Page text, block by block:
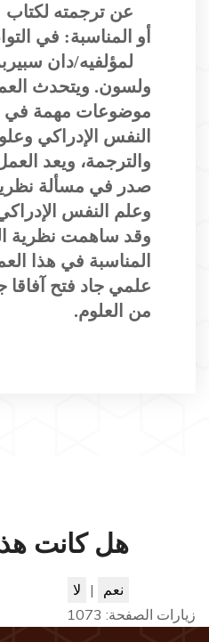
عن ترجمته لكتاب
أو المناسبة: في
لمؤلفيه/دان
ولسون. ويتحدث
موضوعات مهمة في
النفس الإدراكي
والترجمة، ويعد
صدر في مسألة
وعلم النفس
وقد ساهمت نظرية
المناسبة في هذا
علمي جاد فتح آفاقا
من العلوم.
هل كانت
نعم | لا
زيارات الصفحة: 1073